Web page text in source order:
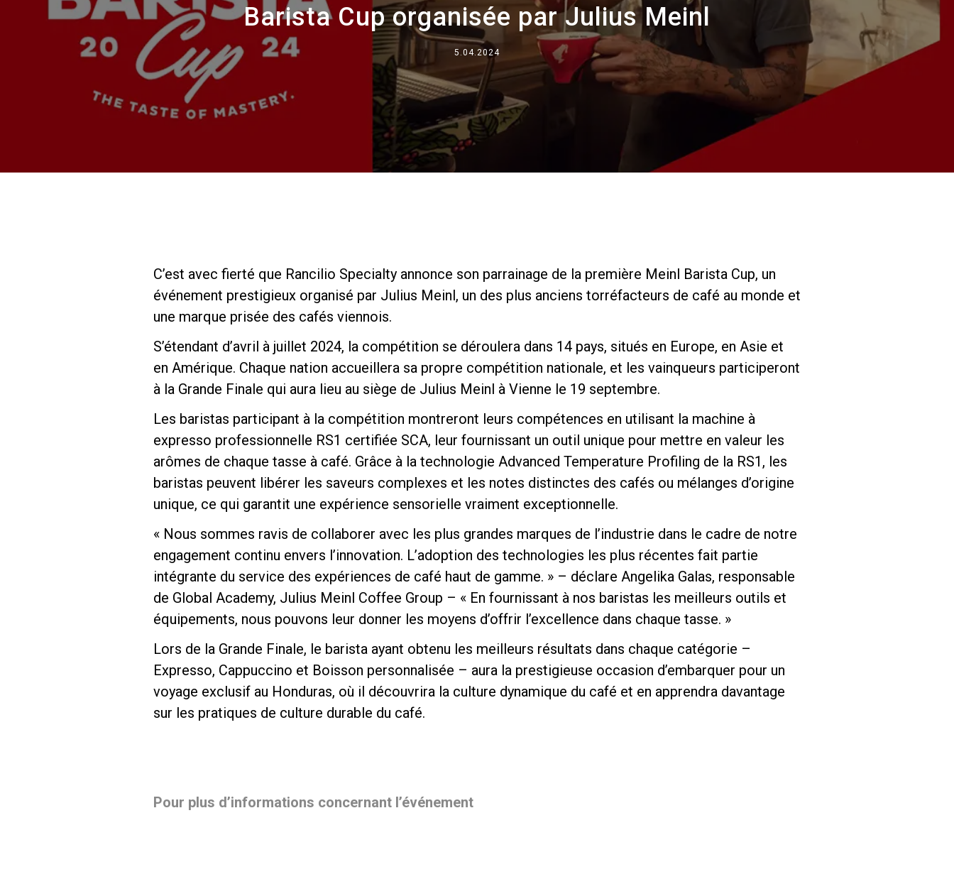
Barista Cup organisée par Julius Meinl
5.04.2024
C’est avec fierté que Rancilio Specialty annonce son parrainage de la première Meinl Barista Cup, un
événement prestigieux organisé par Julius Meinl, un des plus anciens torréfacteurs de café au monde et
une marque prisée des cafés viennois.
S’étendant d’avril à juillet 2024, la compétition se déroulera dans 14 pays, situés en Europe, en Asie et
en Amérique. Chaque nation accueillera sa propre compétition nationale, et les vainqueurs participeront
à la Grande Finale qui aura lieu au siège de Julius Meinl à Vienne le 19 septembre.
Les baristas participant à la compétition montreront leurs compétences en utilisant la machine à
expresso professionnelle RS1 certifiée SCA, leur fournissant un outil unique pour mettre en valeur les
arômes de chaque tasse à café. Grâce à la technologie Advanced Temperature Profiling de la RS1, les
baristas peuvent libérer les saveurs complexes et les notes distinctes des cafés ou mélanges d’origine
unique, ce qui garantit une expérience sensorielle vraiment exceptionnelle.
« Nous sommes ravis de collaborer avec les plus grandes marques de l’industrie dans le cadre de notre
engagement continu envers l’innovation. L’adoption des technologies les plus récentes fait partie
intégrante du service des expériences de café haut de gamme. » – déclare Angelika Galas, responsable
de Global Academy, Julius Meinl Coffee Group – « En fournissant à nos baristas les meilleurs outils et
équipements, nous pouvons leur donner les moyens d’offrir l’excellence dans chaque tasse. »
Lors de la Grande Finale, le barista ayant obtenu les meilleurs résultats dans chaque catégorie –
Expresso, Cappuccino et Boisson personnalisée – aura la prestigieuse occasion d’embarquer pour un
voyage exclusif au Honduras, où il découvrira la culture dynamique du café et en apprendra davantage
sur les pratiques de culture durable du café.
Pour plus d’informations concernant l’événement
Où nous sommes
Travaille avec nous
laboratoires
Durabilité
Nous contacter
Politique de confidentialité